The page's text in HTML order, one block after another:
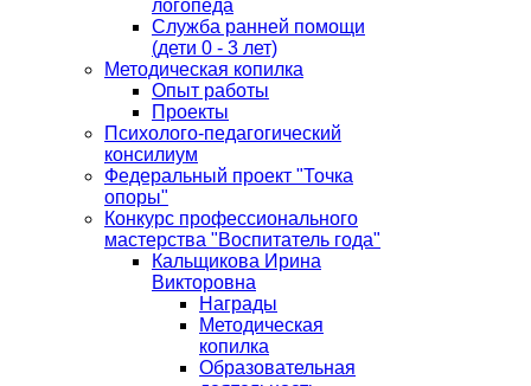
логопеда
Служба ранней помощи
(дети 0 - 3 лет)
Методическая копилка
Опыт работы
Проекты
Психолого-педагогический
консилиум
Федеральный проект "Точка
опоры"
Конкурс профессионального
мастерства "Воспитатель года"
Кальщикова Ирина
Викторовна
Награды
Методическая
копилка
Образовательная